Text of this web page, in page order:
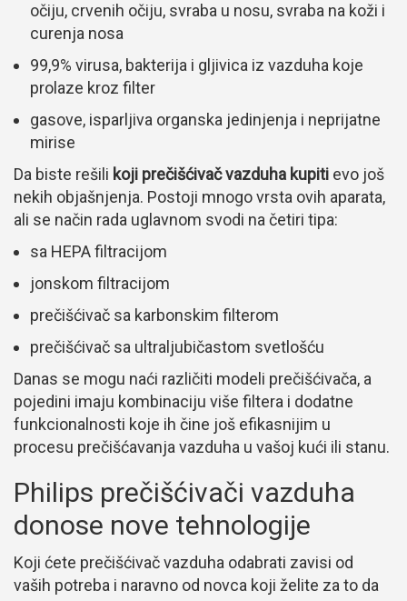
očiju, crvenih očiju, svraba u nosu, svraba na koži i
curenja nosa
99,9% virusa, bakterija i gljivica iz vazduha koje
prolaze kroz filter
gasove, isparljiva organska jedinjenja i neprijatne
mirise
Da biste rešili koji prečišćivač vazduha kupiti evo još
nekih objašnjenja. Postoji mnogo vrsta ovih aparata,
ali se način rada uglavnom svodi na četiri tipa:
sa HEPA filtracijom
jonskom filtracijom
prečišćivač sa karbonskim filterom
prečišćivač sa ultraljubičastom svetlošću
Danas se mogu naći različiti modeli prečišćivača, a
pojedini imaju kombinaciju više filtera i dodatne
funkcionalnosti koje ih čine još efikasnijim u
procesu prečišćavanja vazduha u vašoj kući ili stanu.
Philips prečišćivači vazduha
donose nove tehnologije
Koji ćete prečišćivač vazduha odabrati zavisi od
vaših potreba i naravno od novca koji želite za to da